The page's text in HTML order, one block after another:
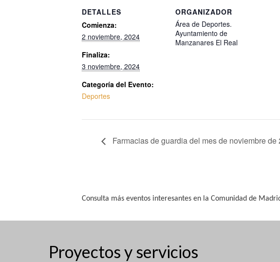
DETALLES
Comienza:
2 noviembre, 2024
Finaliza:
3 noviembre, 2024
Categoría del Evento:
Deportes
ORGANIZADOR
Área de Deportes.
Ayuntamiento de
Manzanares El Real
Farmacias de guardia del mes de noviembre de
Consulta más eventos interesantes en la Comunidad de
Proyectos y servicios